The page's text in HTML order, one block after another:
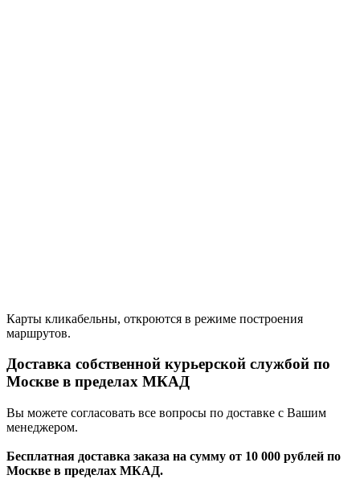
Карты кликабельны, откроются в режиме построения
маршрутов.
Доставка собственной курьерской службой по
Москве в пределах МКАД
Вы можете согласовать все вопросы по доставке с Вашим
менеджером.
Бесплатная доставка заказа на сумму от 10 000 рублей по
Москве в пределах МКАД.